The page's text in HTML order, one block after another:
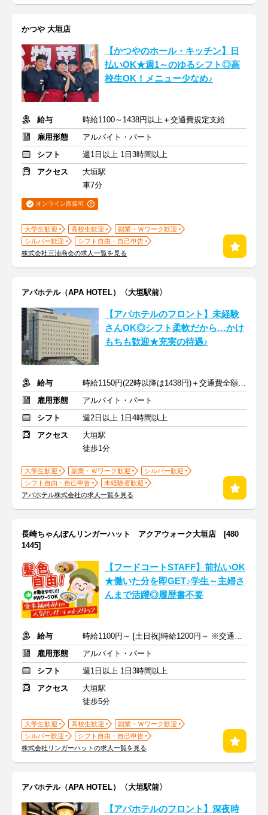
かつや 大垣店
【かつやのホール・キッチン】日
払いOK★週1～のゆるシフト◎高
校生OK！メニュー少なめ♪
給与
時給1100～1438円以上＋交通費規定支給
雇用形態
アルバイト・パート
シフト
週1日以上 1日3時間以上
アクセス
大垣駅
車7分
オンライン面接可
大学生歓迎 高校生歓迎
副業・Ｗワーク歓迎
シルバー歓迎
シフト自由・自己申告
株式会社三油商会の求人一覧を見る
アパホテル（APA HOTEL）〈大垣駅前〉
【アパホテルのフロント】未経験
さんOK◎シフト柔軟だから…かけ
もちも歓迎★充実の待遇♪
給与
時給1150円(22時以降は1438円)＋交通費全額支給
雇用形態
アルバイト・パート
シフト
週2日以上 1日4時間以上
アクセス
大垣駅
徒歩1分
大学生歓迎 副業・Ｗワーク歓迎
シルバー歓迎
シフト自由・自己申告
未経験者歓迎
アパホテル株式会社の求人一覧を見る
長崎ちゃんぽんリンガーハット アクアウォーク大垣店 [480
1445]
【フードコートSTAFF】前払いOK
★働いた分を即GET♪学生～主婦さ
んまで活躍◎履歴書不要
給与
時給1100円～ [土日祝]時給1200円～ ※交通費全額支給
雇用形態
アルバイト・パート
シフト
週1日以上 1日3時間以上
アクセス
大垣駅
徒歩5分
大学生歓迎 高校生歓迎
副業・Ｗワーク歓迎
シルバー歓迎
シフト自由・自己申告
株式会社リンガーハットの求人一覧を見る
アパホテル（APA HOTEL）〈大垣駅前〉
【アパホテルのフロント】深夜時